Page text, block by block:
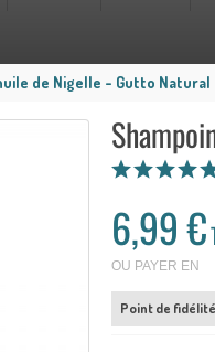
de Nigelle - Gutto Natural
6,99 €
OU PAYER EN
Point de